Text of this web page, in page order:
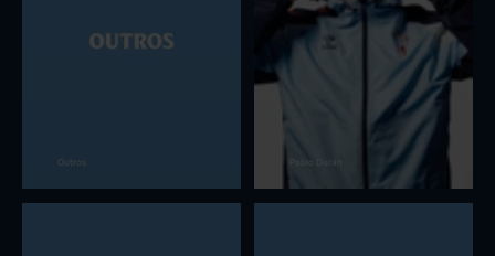
Outros Pablo Durán